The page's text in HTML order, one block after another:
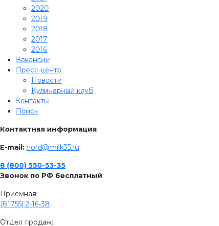
2020
2019
2018
2017
2016
Вакансии
Пресс-центр
Новости
Кулинарный клуб
Контакты
Поиск
Контактная информация
E-mail: nord@milk35.ru
8 (800) 550-53-35
Звонок по РФ бесплатный
Приемная:
(81755) 2-16-38
Отдел продаж: